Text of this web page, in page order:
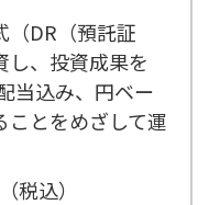
（DR（預託証
し、投資成果を
当込み、円ベー
ことをめざして運
税込）